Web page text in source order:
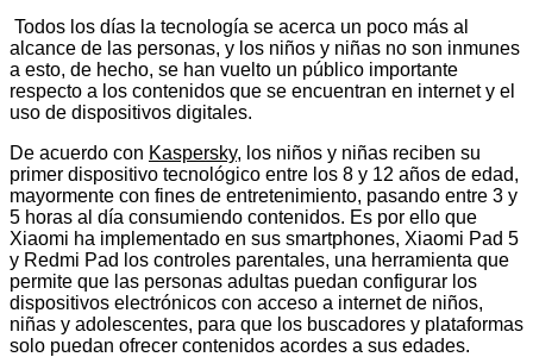
Todos los días la tecnología se acerca un poco más al
alcance de las personas, y los niños y niñas no son inmunes
a esto, de hecho, se han vuelto un público importante
respecto a los contenidos que se encuentran en internet y el
uso de dispositivos digitales.
De acuerdo con Kaspersky, los niños y niñas reciben su
primer dispositivo tecnológico entre los 8 y 12 años de edad,
mayormente con fines de entretenimiento, pasando entre 3 y
5 horas al día consumiendo contenidos. Es por ello que
Xiaomi ha implementado en sus smartphones, Xiaomi Pad 5
y Redmi Pad los controles parentales, una herramienta que
permite que las personas adultas puedan configurar los
dispositivos electrónicos con acceso a internet de niños,
niñas y adolescentes, para que los buscadores y plataformas
solo puedan ofrecer contenidos acordes a sus edades.